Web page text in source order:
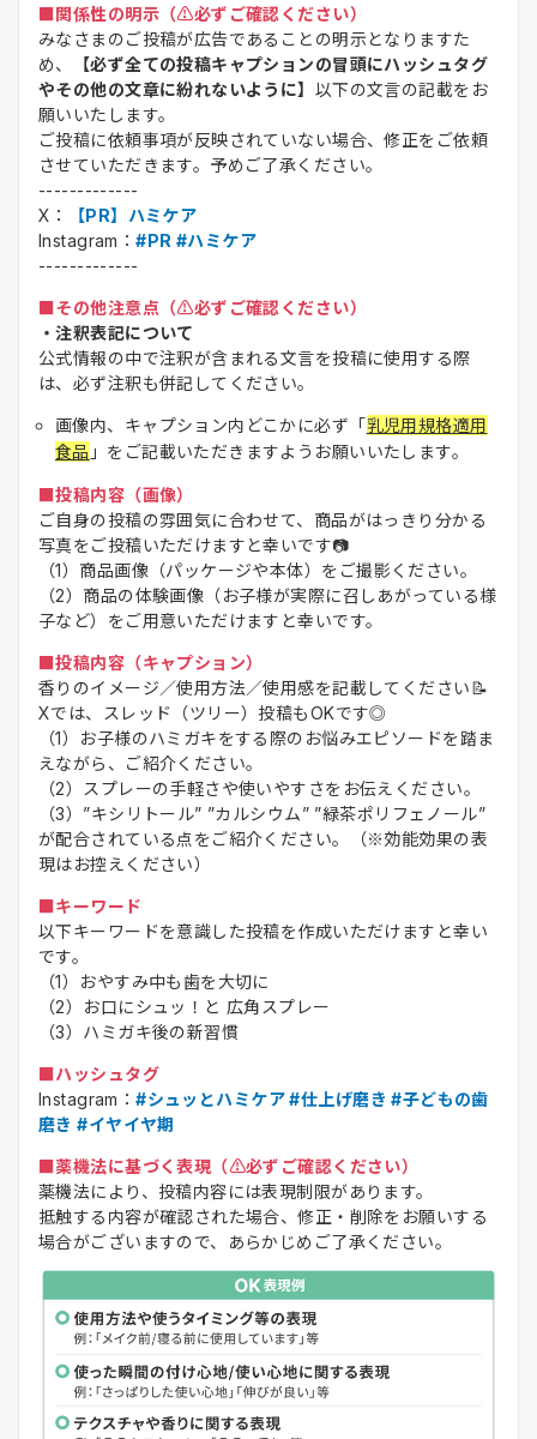
■関係性の明示（⚠️必ずご確認ください）
みなさまのご投稿が広告であることの明示となりますた
め、
【必ず全ての投稿キャプションの冒頭にハッシュタグ
やその他の文章に紛れないように】 以下の文言の記載をお
願いいたします。
ご投稿に依頼事項が反映されていない場合、修正をご依頼
させていただきます。予めご了承ください。
-------------
X：
【PR】ハミケア
Instagram：#PR #ハミケア
-------------
■その他注意点（⚠️必ずご確認ください）
・注釈表記について
公式情報の中で注釈が含まれる文言を投稿に使用する際
は、必ず注釈も併記してください。
画像内、キャプション内どこかに必ず「乳児用規格適用
食品 」をご記載いただきますようお願いいたします。
■投稿内容（画像）
ご自身の投稿の雰囲気に合わせて、商品がはっきり分かる
写真をご投稿いただけますと幸いです📷
（1）商品画像（パッケージや本体）をご撮影ください。
（2）商品の体験画像（お子様が実際に召しあがっている様
子など）をご用意いただけますと幸いです。
■投稿内容（キャプション）
香りのイメージ／使用方法／使用感を記載してください📝
Xでは、スレッド（ツリー）投稿もOKです◎
（1）お子様のハミガキをする際のお悩みエピソードを踏ま
えながら、ご紹介ください。
（2）スプレーの手軽さや使いやすさをお伝えください。
（3）”キシリトール” ”カルシウム” ”緑茶ポリフェノール”
が配合されている点をご紹介ください。（※効能効果の表
現はお控えください）
■キーワード
以下キーワードを意識した投稿を作成いただけますと幸い
です。
（1）おやすみ中も歯を大切に
（2）お口にシュッ！と 広角スプレー
（3）ハミガキ後の新習慣
■ハッシュタグ
Instagram：#シュッとハミケア #仕上げ磨き #子どもの歯
磨き #イヤイヤ期
■薬機法に基づく表現（⚠️必ずご確認ください）
薬機法により、投稿内容には表現制限があります。
抵触する内容が確認された場合、修正・削除をお願いする
場合がございますので、あらかじめご了承ください。